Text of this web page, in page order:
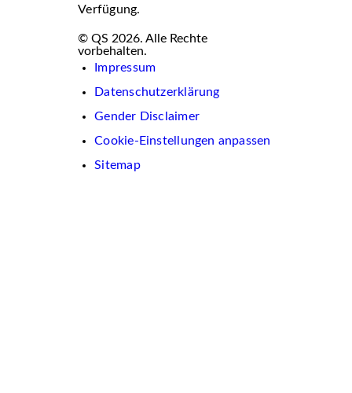
Verfügung.
© QS 2026. Alle Rechte
vorbehalten.
Impressum
Datenschutzerklärung
Gender Disclaimer
Cookie-Einstellungen anpassen
Sitemap